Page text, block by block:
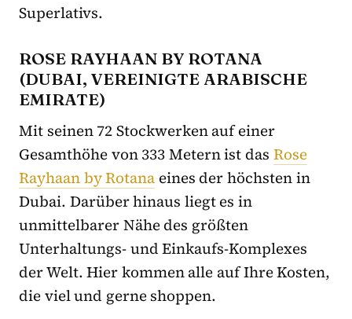
Superlativs.
ROSE RAYHAAN BY ROTANA
(DUBAI, VEREINIGTE ARABISCHE
EMIRATE)
Mit seinen 72 Stockwerken auf einer
Gesamthöhe von 333 Metern ist das Rose
Rayhaan by Rotana eines der höchsten in
Dubai. Darüber hinaus liegt es in
unmittelbarer Nähe des größten
Unterhaltungs- und Einkaufs-Komplexes
der Welt. Hier kommen alle auf Ihre Kosten,
die viel und gerne shoppen.